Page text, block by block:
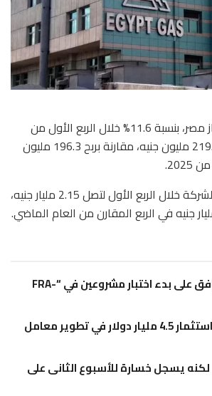
ارتفعت أرباح شركة غاز مصر، بنسبة 11.6% خلال الربع الأول من
العام الجاري، لتصل 219.3 مليون جنيه، مقارنة بربح 196.3 مليون
​وزادت إيرادات نشاط الشركة خلال الربع الأول لتصل 2.15 مليار جنيه،
“الرقابة المالية” توافق على بدء اختبار مشروعين في “FRA-
“البترول” تستهدف استثمار 4.5 مليار دولار في تطوير معامل
يسجل خسارة للأسبوع الثانى على